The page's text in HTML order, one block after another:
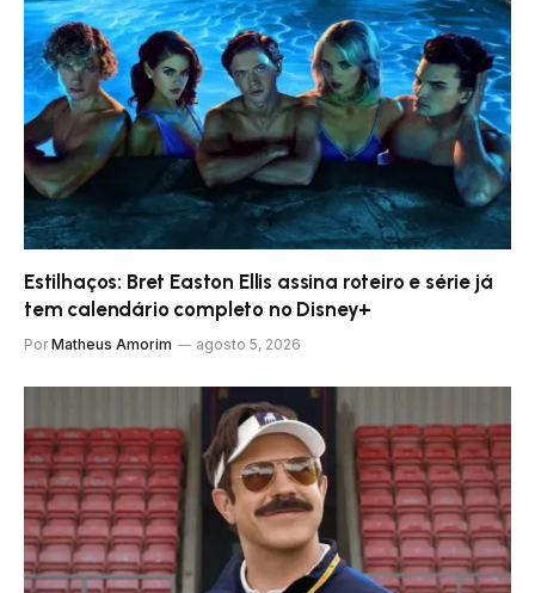
Estilhaços: Bret Easton Ellis assina roteiro e série já
tem calendário completo no Disney+
Por Matheus Amorim agosto 5, 2026